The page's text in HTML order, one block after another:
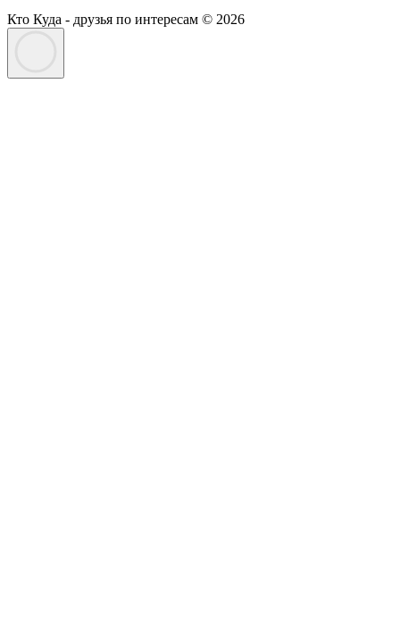
Кто Куда - друзья по интересам © 2026